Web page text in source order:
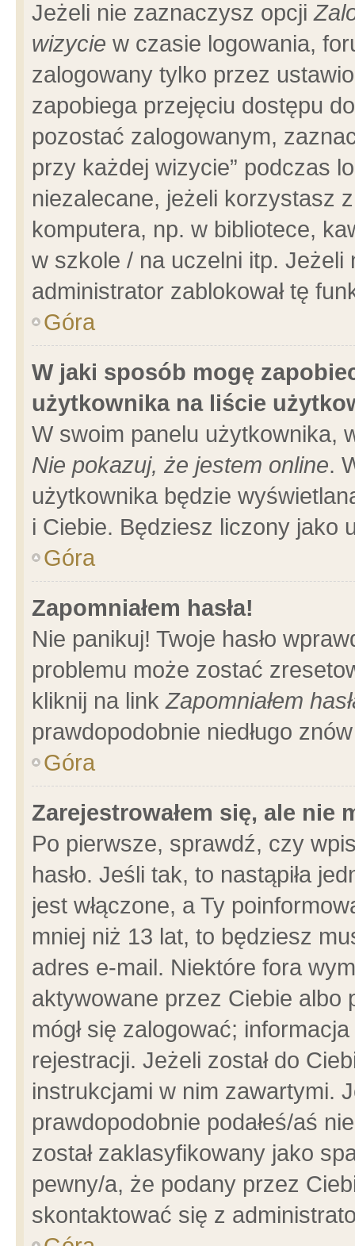
Jeżeli nie zaznaczysz opcji
wizycie w czasie logowania,
zalogowany tylko przez
zapobiega przejęciu dostępu
pozostać zalogowanym,
przy każdej wizycie” podczas
niezalecane, jeżeli korzystasz
komputera, np. w bibliotece,
w szkole / na uczelni itp.
administrator zablokował tę
Góra
W jaki sposób mogę
użytkownika na liście
W swoim panelu użytkownika,
Nie pokazuj, że jestem online.
użytkownika będzie
i Ciebie. Będziesz liczony jako
Góra
Zapomniałem hasła!
Nie panikuj! Twoje hasło
problemu może zostać
kliknij na linkZapomniałem
prawdopodobnie niedługo
Góra
Zarejestrowałem się, ale nie
Po pierwsze, sprawdź, czy
hasło. Jeśli tak, to nastąpiła
jest włączone, a Ty
mniej niż 13 lat, to będziesz
adres e-mail. Niektóre fora
aktywowane przez Ciebie albo
mógł się zalogować;
rejestracji. Jeżeli został do
instrukcjami w nim zawartymi.
prawdopodobnie podałeś/aś
został zaklasyfikowany jako
pewny/a, że podany przez
skontaktować się z